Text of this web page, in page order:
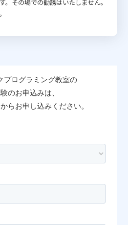
。その場での勧誘はいたしません。
プログラミング教室の
のお申込みは、
らお申し込みください。